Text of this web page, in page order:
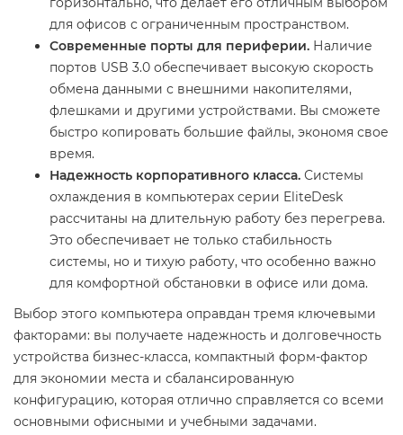
для офисов с ограниченным пространством.
Современные порты для периферии. Наличие
портов USB 3.0 обеспечивает высокую скорость
обмена данными с внешними накопителями,
флешками и другими устройствами. Вы сможете
быстро копировать большие файлы, экономя свое
время.
Надежность корпоративного класса. Системы
охлаждения в компьютерах серии EliteDesk
рассчитаны на длительную работу без перегрева.
Это обеспечивает не только стабильность
системы, но и тихую работу, что особенно важно
для комфортной обстановки в офисе или дома.
Выбор этого компьютера оправдан тремя ключевыми
факторами: вы получаете надежность и долговечность
устройства бизнес-класса, компактный форм-фактор
для экономии места и сбалансированную
конфигурацию, которая отлично справляется со всеми
основными офисными и учебными задачами.